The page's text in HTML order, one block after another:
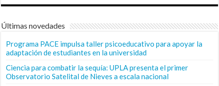
Últimas novedades
Programa PACE impulsa taller psicoeducativo para apoyar la
adaptación de estudiantes en la universidad
Ciencia para combatir la sequía: UPLA presenta el primer
Observatorio Satelital de Nieves a escala nacional